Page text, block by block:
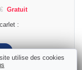
Gratuit
:
utilise des cookies